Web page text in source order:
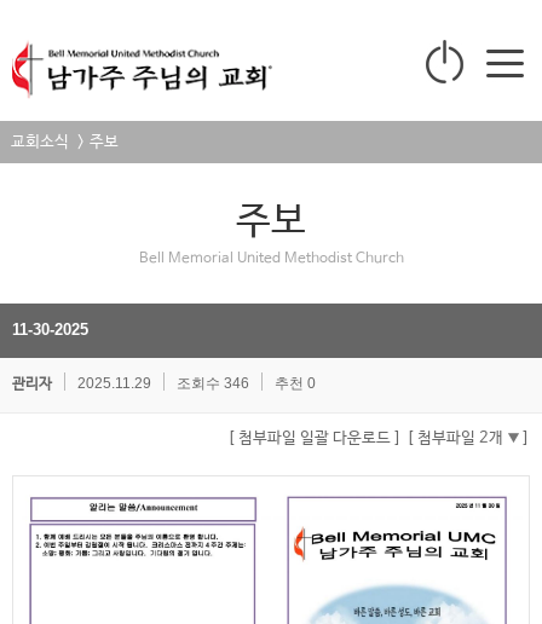
교회소식 > 주보
주보
Bell Memorial United Methodist Church
11-30-2025
관리자 2025.11.29 조회수 346 추천 0
[ 첨부파일 일괄 다운로드 ] [ 첨부파일 2개